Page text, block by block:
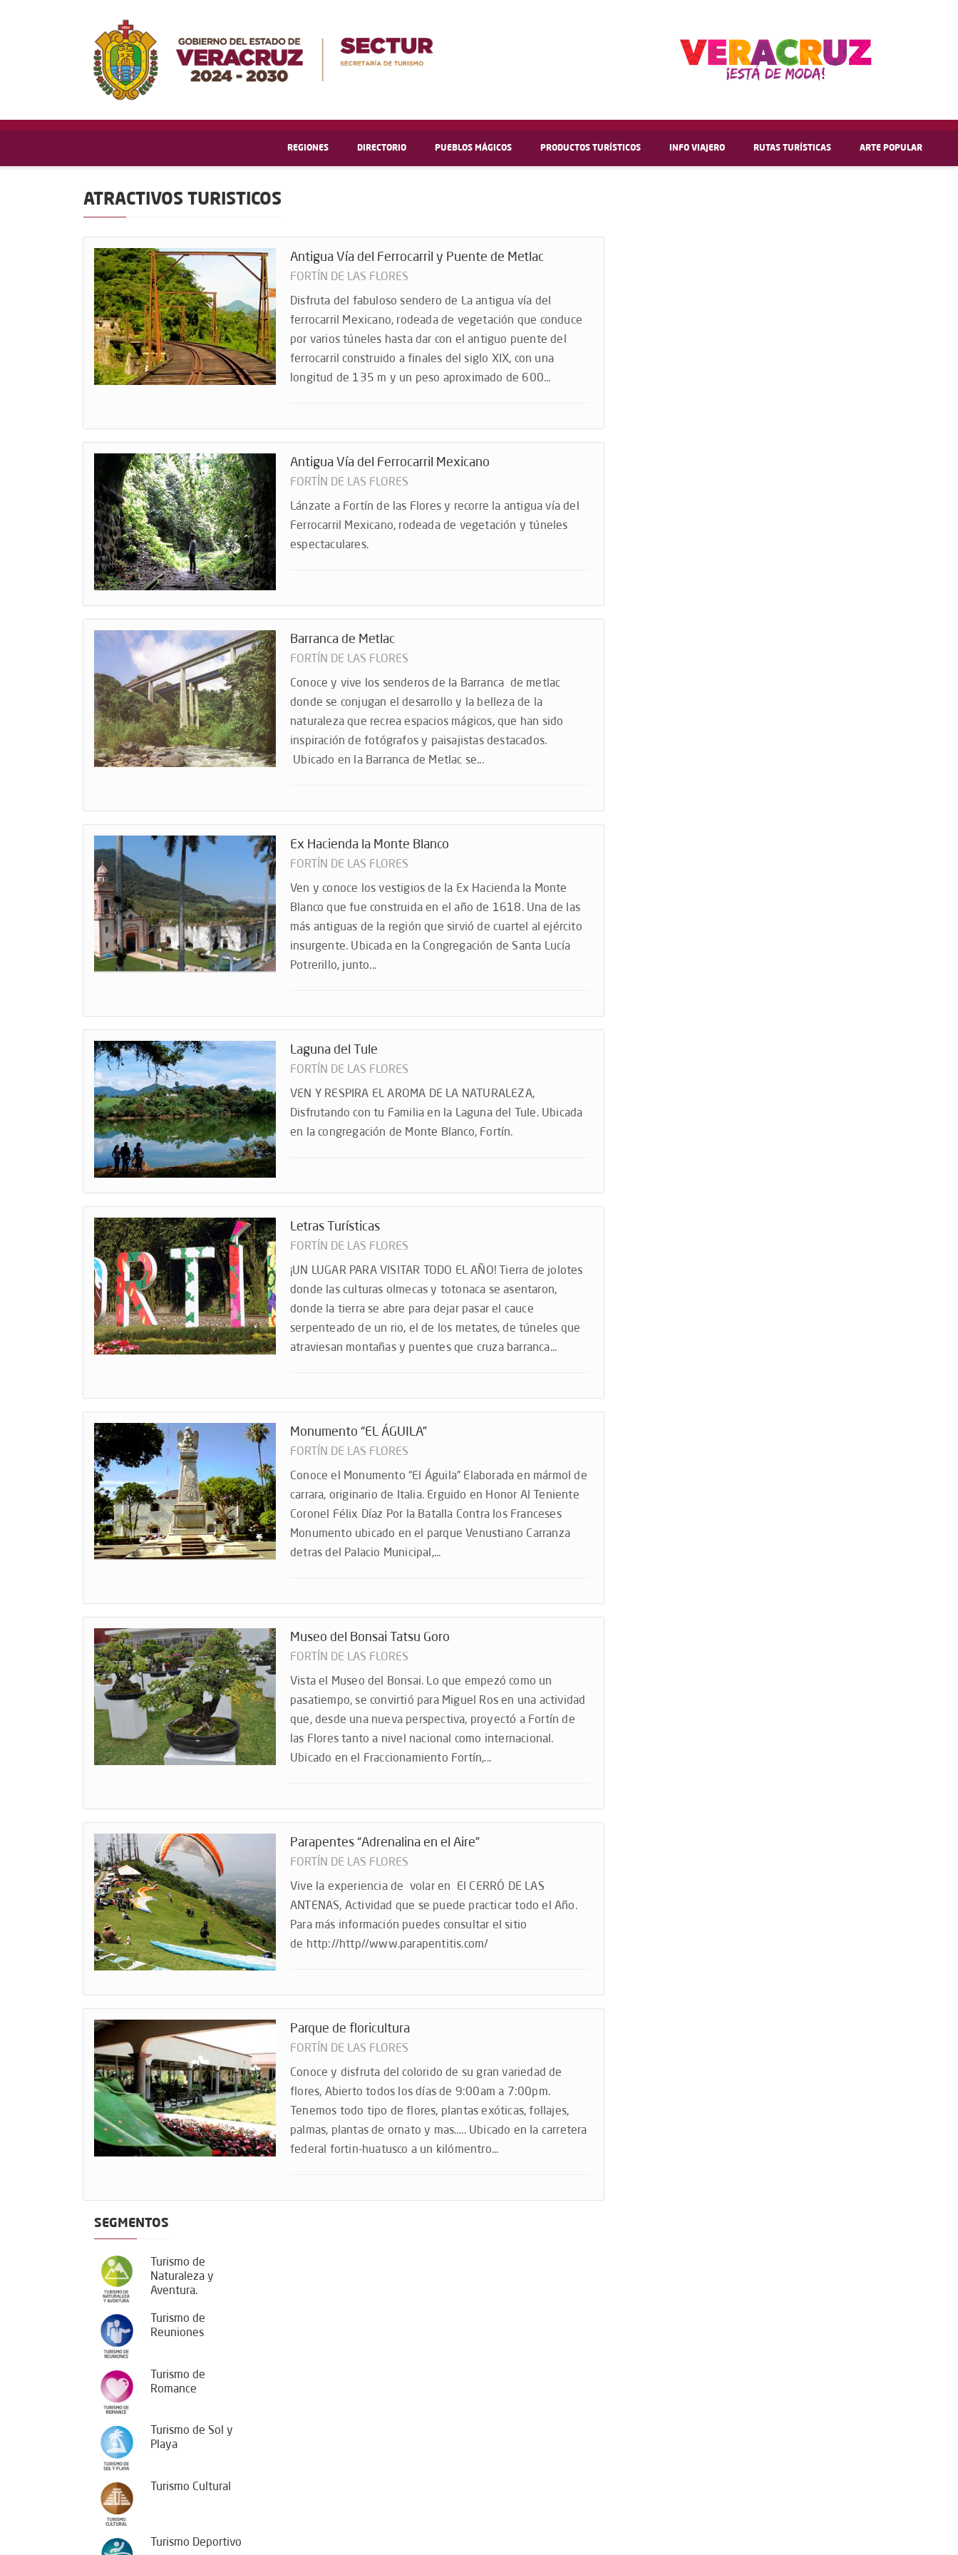
REGIONES DIRECTORIO PUEBLOS MÁGICOS PRODUCTOS TURÍSTICOS INFO VIAJERO RUTAS TURÍSTICAS ARTE POPULAR
ATRACTIVOS TURISTICOS
Antigua Vía del Ferrocarril y Puente de Metlac
FORTÍN DE LAS FLORES
Disfruta del fabuloso sendero de La antigua vía del
ferrocarril Mexicano, rodeada de vegetación que conduce
por varios túneles hasta dar con el antiguo puente del
ferrocarril construido a finales del siglo XIX, con una
longitud de 135 m y un peso aproximado de 600...
Antigua Vía del Ferrocarril Mexicano
FORTÍN DE LAS FLORES
Lánzate a Fortín de las Flores y recorre la antigua vía del
Ferrocarril Mexicano, rodeada de vegetación y túneles
espectaculares.
Barranca de Metlac
FORTÍN DE LAS FLORES
Conoce y vive los senderos de la Barranca de metlac
donde se conjugan el desarrollo y la belleza de la
naturaleza que recrea espacios mágicos, que han sido
inspiración de fotógrafos y paisajistas destacados.
Ubicado en la Barranca de Metlac se...
Ex Hacienda la Monte Blanco
FORTÍN DE LAS FLORES
Ven y conoce los vestigios de la Ex Hacienda la Monte
Blanco que fue construida en el año de 1618. Una de las
más antiguas de la región que sirvió de cuartel al ejército
insurgente. Ubicada en la Congregación de Santa Lucía
Potrerillo, junto...
Laguna del Tule
FORTÍN DE LAS FLORES
VEN Y RESPIRA EL AROMA DE LA NATURALEZA,
Disfrutando con tu Familia en la Laguna del Tule. Ubicada
en la congregación de Monte Blanco, Fortín.
Letras Turísticas
FORTÍN DE LAS FLORES
¡UN LUGAR PARA VISITAR TODO EL AÑO! Tierra de jolotes
donde las culturas olmecas y totonaca se asentaron,
donde la tierra se abre para dejar pasar el cauce
serpenteado de un rio, el de los metates, de túneles que
atraviesan montañas y puentes que cruza barranca...
Monumento “EL ÁGUILA”
FORTÍN DE LAS FLORES
Conoce el Monumento “El Águila” Elaborada en mármol de
carrara, originario de Italia. Erguido en Honor Al Teniente
Coronel Félix Díaz Por la Batalla Contra los Franceses
Monumento ubicado en el parque Venustiano Carranza
detras del Palacio Municipal,...
Museo del Bonsai Tatsu Goro
FORTÍN DE LAS FLORES
Vista el Museo del Bonsai. Lo que empezó como un
pasatiempo, se convirtió para Miguel Ros en una actividad
que, desde una nueva perspectiva, proyectó a Fortín de
las Flores tanto a nivel nacional como internacional.
Ubicado en el Fraccionamiento Fortín,...
Parapentes “Adrenalina en el Aire”
FORTÍN DE LAS FLORES
Vive la experiencia de volar en El CERRÓ DE LAS
ANTENAS, Actividad que se puede practicar todo el Año.
Para más información puedes consultar el sitio
de http://http//www.parapentitis.com/
Parque de floricultura
FORTÍN DE LAS FLORES
Conoce y disfruta del colorido de su gran variedad de
flores, Abierto todos los días de 9:00am a 7:00pm.
Tenemos todo tipo de flores, plantas exóticas, follajes,
palmas, plantas de ornato y mas….. Ubicado en la carretera
federal fortin-huatusco a un kilómentro...
SEGMENTOS
Turismo de
Naturaleza y
Aventura.
Turismo de
Reuniones
Turismo de
Romance
Turismo de Sol y
Playa
Turismo Cultural
Turismo Deportivo